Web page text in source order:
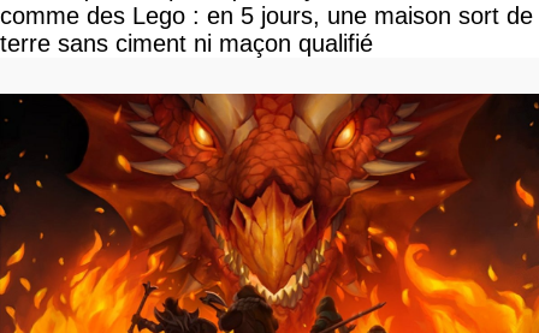
comme des Lego : en 5 jours, une maison sort de
terre sans ciment ni maçon qualifié